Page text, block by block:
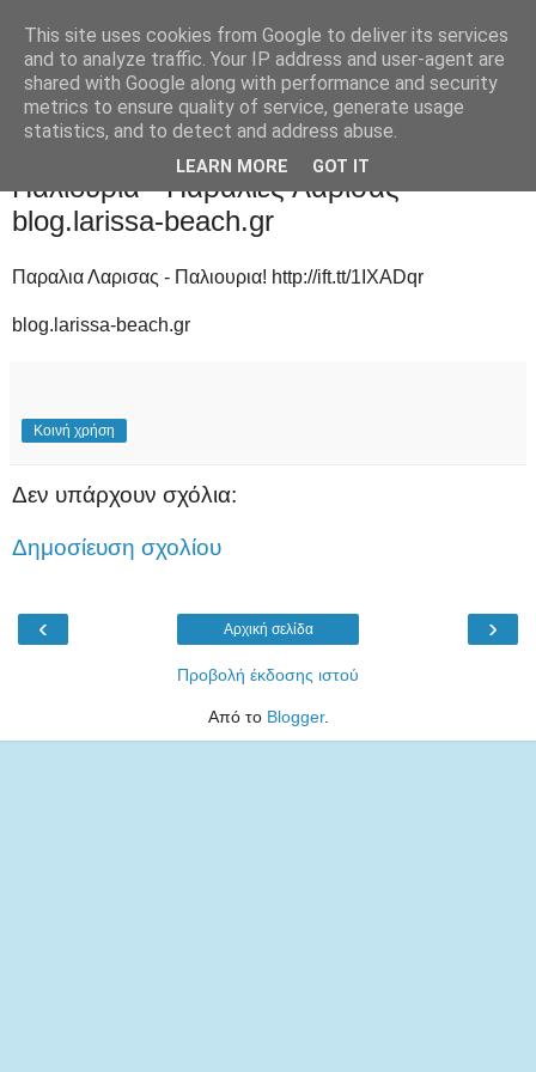
Παλιουριά - Παραλίες Λάρισας -
blog.larissa-beach.gr
Παραλια Λαρισας - Παλιουρια! http://ift.tt/1IXADqr
blog.larissa-beach.gr
Κοινή χρήση
Δεν υπάρχουν σχόλια:
Δημοσίευση σχολίου
‹ ›
Αρχική σελίδα
Προβολή έκδοσης ιστού
Από το Blogger.
This site uses cookies from Google to deliver its services
and to analyze traffic. Your IP address and user-agent are
shared with Google along with performance and security
metrics to ensure quality of service, generate usage
statistics, and to detect and address abuse.
LEARN MORE GOT IT